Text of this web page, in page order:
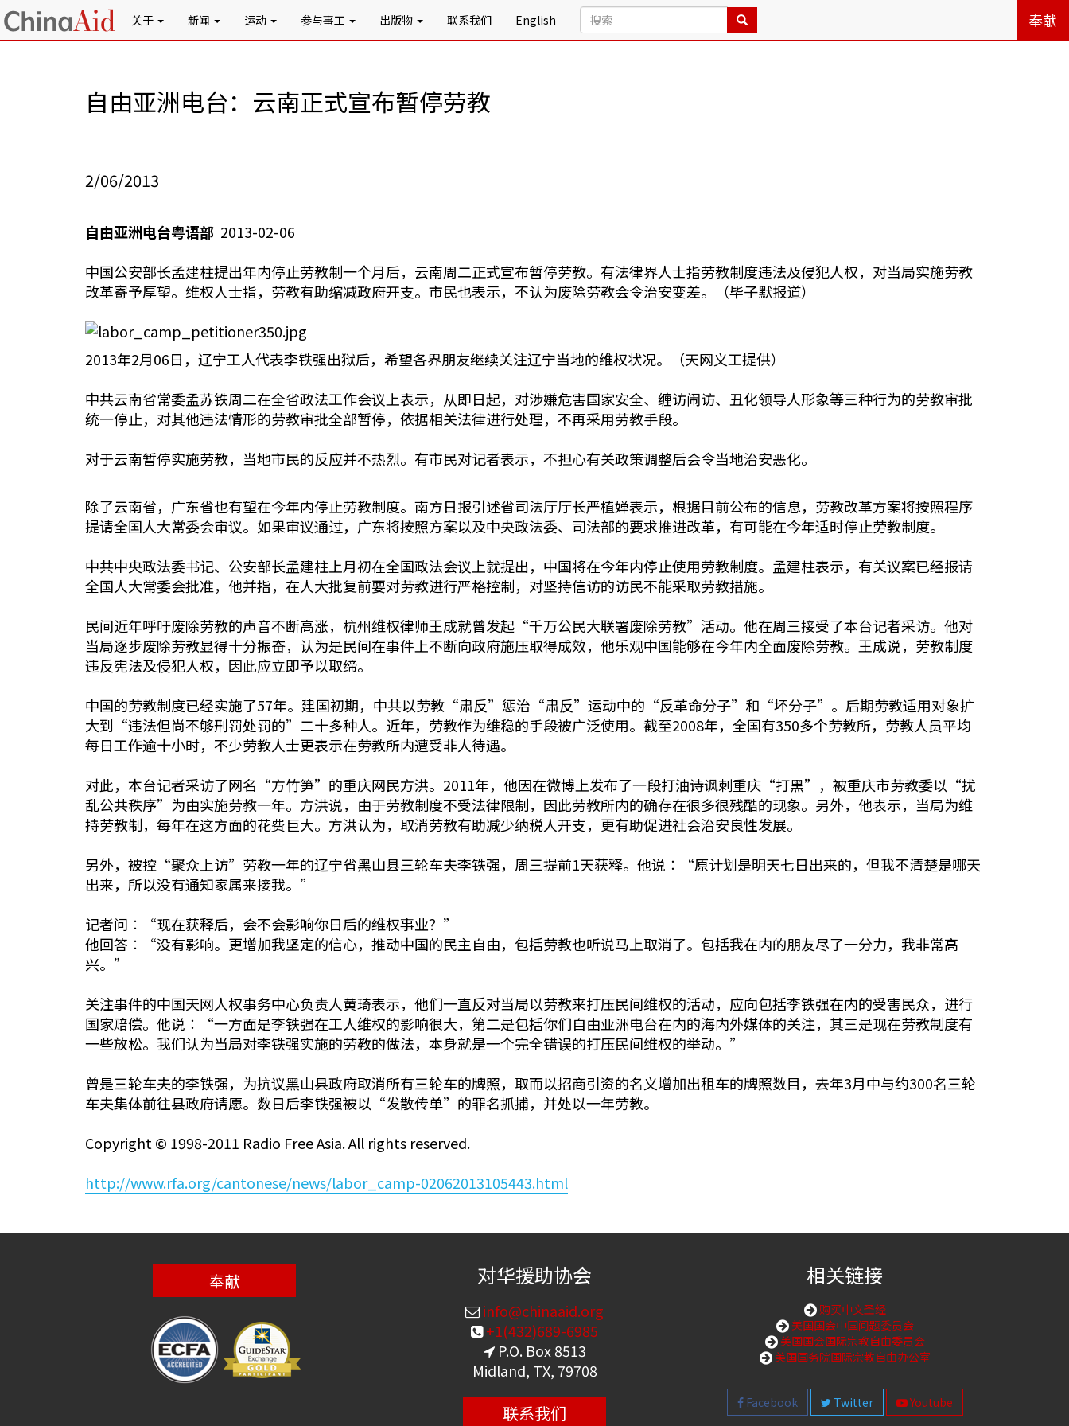
关于 新闻 运动 参与事工 出版物 联系我们 English 奉献
自由亚洲电台：云南正式宣布暂停劳教
2/06/2013
自由亚洲电台粤语部 2013-02-06
中国公安部长孟建柱提出年内停止劳教制一个月后，云南周二正式宣布暂停劳教。有法律界人士指劳教制度违法及侵犯人权，对当局实施劳教
改革寄予厚望。维权人士指，劳教有助缩减政府开支。市民也表示，不认为废除劳教会令治安变差。（毕子默报道）
2013年2月06日，辽宁工人代表李铁强出狱后，希望各界朋友继续关注辽宁当地的维权状况。（天网义工提供）
中共云南省常委孟苏铁周二在全省政法工作会议上表示，从即日起，对涉嫌危害国家安全、缠访闹访、丑化领导人形象等三种行为的劳教审批
统一停止，对其他违法情形的劳教审批全部暂停，依据相关法律进行处理，不再采用劳教手段。
对于云南暂停实施劳教，当地市民的反应并不热烈。有市民对记者表示，不担心有关政策调整后会令当地治安恶化。
除了云南省，广东省也有望在今年内停止劳教制度。南方日报引述省司法厅厅长严植婵表示，根据目前公布的信息，劳教改革方案将按照程序
提请全国人大常委会审议。如果审议通过，广东将按照方案以及中央政法委、司法部的要求推进改革，有可能在今年适时停止劳教制度。
中共中央政法委书记、公安部长孟建柱上月初在全国政法会议上就提出，中国将在今年内停止使用劳教制度。孟建柱表示，有关议案已经报请
全国人大常委会批准，他并指，在人大批复前要对劳教进行严格控制，对坚持信访的访民不能采取劳教措施。
民间近年呼吁废除劳教的声音不断高涨，杭州维权律师王成就曾发起“千万公民大联署废除劳教”活动。他在周三接受了本台记者采访。他对
当局逐步废除劳教显得十分振奋，认为是民间在事件上不断向政府施压取得成效，他乐观中国能够在今年内全面废除劳教。王成说，劳教制度
违反宪法及侵犯人权，因此应立即予以取缔。
中国的劳教制度已经实施了57年。建国初期，中共以劳教“肃反”惩治“肃反”运动中的“反革命分子”和“坏分子”。后期劳教适用对象扩
大到“违法但尚不够刑罚处罚的”二十多种人。近年，劳教作为维稳的手段被广泛使用。截至2008年，全国有350多个劳教所，劳教人员平均
每日工作逾十小时，不少劳教人士更表示在劳教所内遭受非人待遇。
对此，本台记者采访了网名“方竹笋”的重庆网民方洪。2011年，他因在微博上发布了一段打油诗讽刺重庆“打黑”，被重庆市劳教委以“扰
乱公共秩序”为由实施劳教一年。方洪说，由于劳教制度不受法律限制，因此劳教所内的确存在很多很残酷的现象。另外，他表示，当局为维
持劳教制，每年在这方面的花费巨大。方洪认为，取消劳教有助减少纳税人开支，更有助促进社会治安良性发展。
另外，被控“聚众上访”劳教一年的辽宁省黑山县三轮车夫李铁强，周三提前1天获释。他说︰“原计划是明天七日出来的，但我不清楚是哪天
出来，所以没有通知家属来接我。”
记者问︰“现在获释后，会不会影响你日后的维权事业？”
他回答︰“没有影响。更增加我坚定的信心，推动中国的民主自由，包括劳教也听说马上取消了。包括我在内的朋友尽了一分力，我非常高
兴。”
关注事件的中国天网人权事务中心负责人黄琦表示，他们一直反对当局以劳教来打压民间维权的活动，应向包括李铁强在内的受害民众，进行
国家赔偿。他说︰“一方面是李铁强在工人维权的影响很大，第二是包括你们自由亚洲电台在内的海内外媒体的关注，其三是现在劳教制度有
一些放松。我们认为当局对李铁强实施的劳教的做法，本身就是一个完全错误的打压民间维权的举动。”
曾是三轮车夫的李铁强，为抗议黑山县政府取消所有三轮车的牌照，取而以招商引资的名义增加出租车的牌照数目，去年3月中与约300名三轮
车夫集体前往县政府请愿。数日后李铁强被以“发散传单”的罪名抓捕，并处以一年劳教。
Copyright © 1998-2011 Radio Free Asia. All rights reserved.
http://www.rfa.org/cantonese/news/labor_camp-02062013105443.html
奉献 对华援助协会
info@chinaaid.org
+1(432)689-6985
P.O. Box 8513
Midland, TX, 79708
联系我们
相关链接
购买中文圣经
美国国会中国问题委员会
美国国会国际宗教自由委员会
美国国务院国际宗教自由办公室
Facebook Twitter Youtube